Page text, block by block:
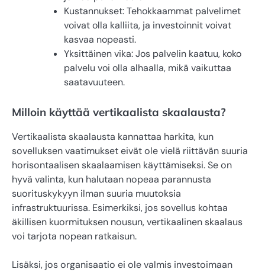
Kustannukset: Tehokkaammat palvelimet
voivat olla kalliita, ja investoinnit voivat
kasvaa nopeasti.
Yksittäinen vika: Jos palvelin kaatuu, koko
palvelu voi olla alhaalla, mikä vaikuttaa
saatavuuteen.
Milloin käyttää vertikaalista skaalausta?
Vertikaalista skaalausta kannattaa harkita, kun
sovelluksen vaatimukset eivät ole vielä riittävän suuria
horisontaalisen skaalaamisen käyttämiseksi. Se on
hyvä valinta, kun halutaan nopeaa parannusta
suorituskykyyn ilman suuria muutoksia
infrastruktuurissa. Esimerkiksi, jos sovellus kohtaa
äkillisen kuormituksen nousun, vertikaalinen skaalaus
voi tarjota nopean ratkaisun.
Lisäksi, jos organisaatio ei ole valmis investoimaan